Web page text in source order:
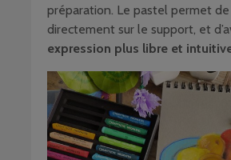
préparation. Le pastel permet
directement sur le support, et
expression plus libre et